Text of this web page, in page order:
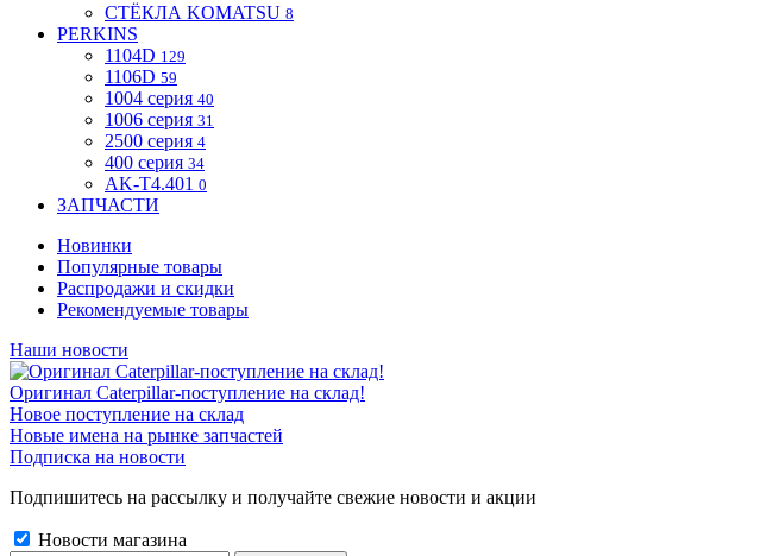
СТЁКЛА KOMATSU 8
PERKINS
1104D 129
1106D 59
1004 серия 40
1006 серия 31
2500 серия 4
400 серия 34
AK-T4.401 0
ЗАПЧАСТИ
Новинки
Популярные товары
Распродажи и скидки
Рекомендуемые товары
Наши новости
Оригинал Caterpillar-поступление на склад!
Новое поступление на склад
Новые имена на рынке запчастей
Подписка на новости
Подпишитесь на рассылку и получайте свежие новости и акции
Новости магазина